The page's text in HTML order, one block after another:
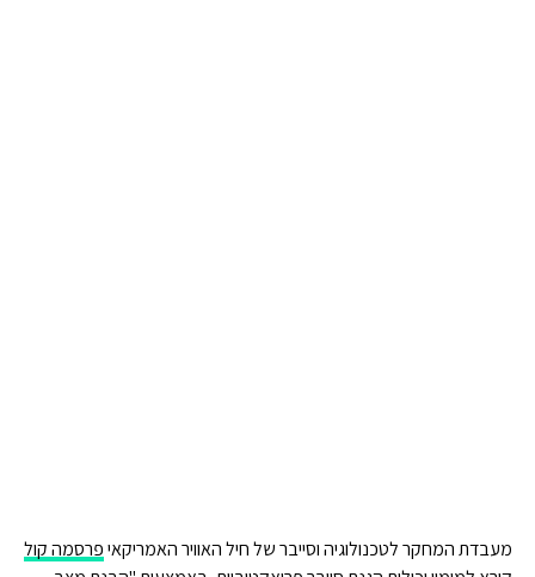
מעבדת המחקר לטכנולוגיה וסייבר של חיל האוויר האמריקאיפרסמה קול